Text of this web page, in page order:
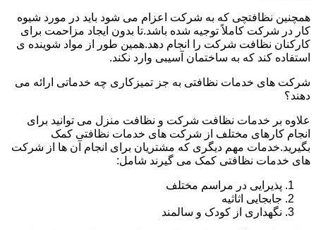
همچنین نظافتچی که به شرکت اعزام می شود باید در مورد شیوه
کار در شرکت کاملاً توجیه شده باشد.تا بدون ایجاد مزاحمت برای
کارکنان نظافت شرکت را انجام دهد.همین طور از مواد شوینده ی
استفاده کند که به ساختمان آسیبی وارد نکند.
شرکت های خدمات نظافتی به جز تمیزکاری چه خدماتی ارائه می
دهند؟
علاوه بر خدمات نظافت شرکت و نظافت منزل می توانید برای
انجام کارهای مختلف از شرکت های خدمات نظافتی کمک
بگیرید.خدمات مهم دیگری که مشتریان برای انجام آن ها از شرکت
های خدمات نظافتی کمک می گیرند شامل:
پذیرایی در مراسم مختلف
جابجایی اثاثیه
نگهداری از کودک و سالمند